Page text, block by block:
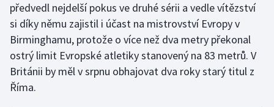
Golf
Gymnastika
Házená
předvedl nejdelší pokus ve druhé sérii a vedle vítězství
si díky němu zajistil i účast na mistrovství Evropy v
Birminghamu, protože o více než dva metry překonal
ostrý limit Evropské atletiky stanovený na 83 metrů. V
Británii by měl v srpnu obhajovat dva roky starý titul z
Říma.